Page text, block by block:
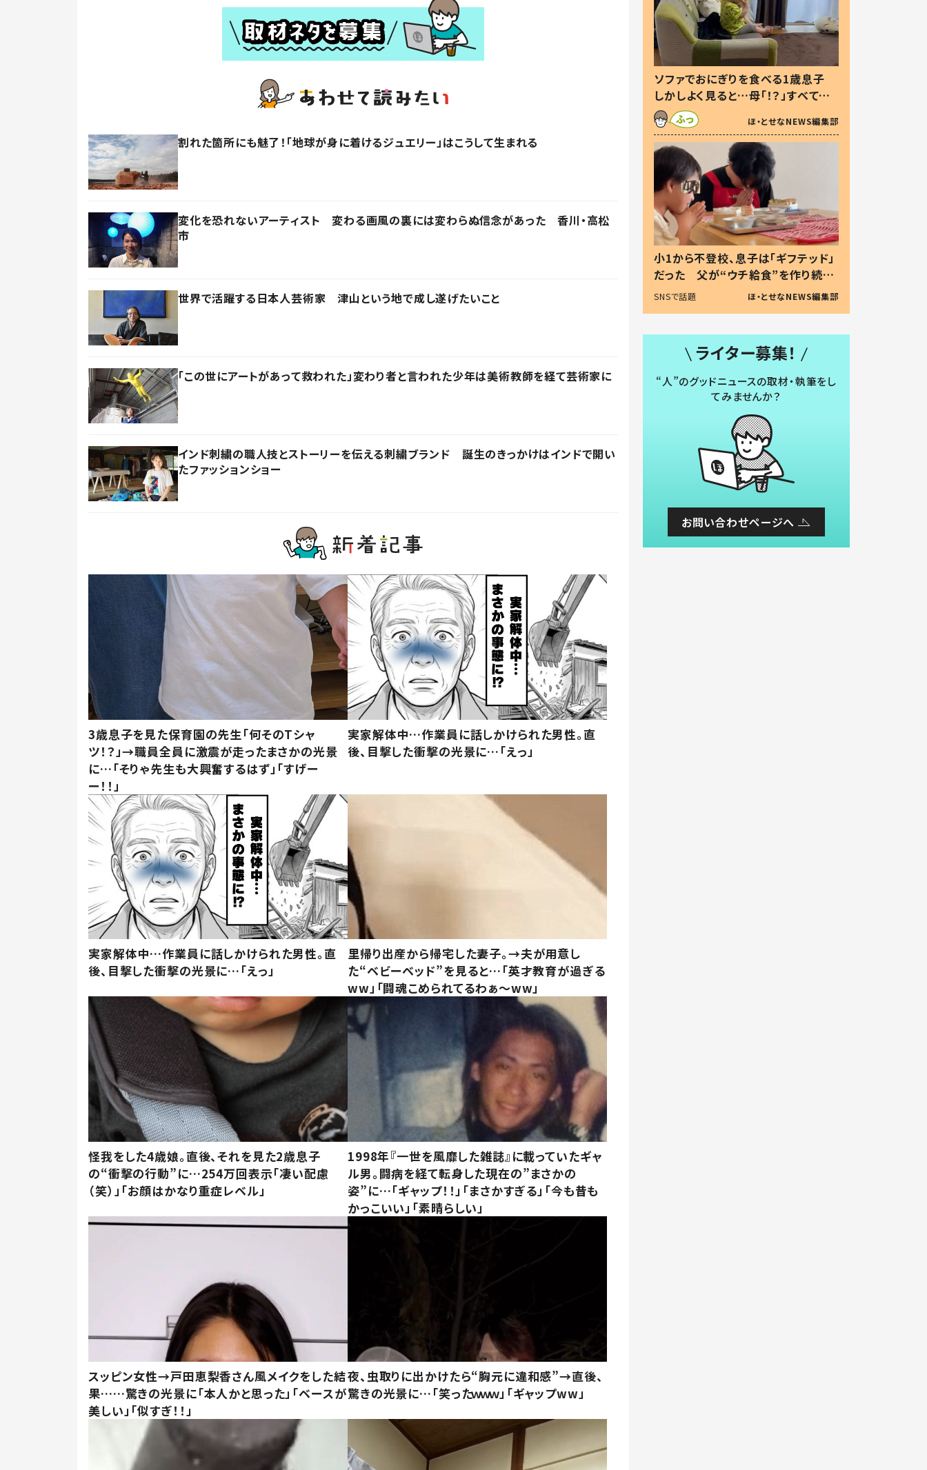
割れた箇所にも魅了！「地球が身に着けるジュエリー」はこうして生まれる
変化を恐れないアーティスト 変わる画風の裏には変わらぬ信念があった 香川・高松
市
世界で活躍する日本人芸術家 津山という地で成し遂げたいこと
「この世にアートがあって救われた」変わり者と言われた少年は美術教師を経て芸術家に
インド刺繍の職人技とストーリーを伝える刺繍ブランド 誕生のきっかけはインドで開い
たファッションショー
3歳息子を見た保育園の先生「何そのTシャ
ツ！？」→職員全員に激震が走ったまさかの光景
に…「そりゃ先生も大興奮するはず」「すげー
ー！！」
実家解体中…作業員に話しかけられた男性。直
後、目撃した衝撃の光景に…「えっ」
実家解体中…作業員に話しかけられた男性。直
後、目撃した衝撃の光景に…「えっ」
里帰り出産から帰宅した妻子。→夫が用意し
た“ベビーベッド”を見ると…「英才教育が過ぎる
ww」「闘魂こめられてるわぁ～ww」
怪我をした4歳娘。直後、それを見た2歳息子
の“衝撃の行動”に…254万回表示「凄い配慮
（笑）」「お顔はかなり重症レベル」
1998年『一世を風靡した雑誌』に載っていたギャ
ル男。闘病を経て転身した現在の”まさかの
姿”に…「ギャップ！！」「まさかすぎる」「今も昔も
かっこいい」「素晴らしい」
スッピン女性→戸田恵梨香さん風メイクをした結
果……驚きの光景に「本人かと思った」「ベースが
美しい」「似すぎ！！」
夜、虫取りに出かけたら“胸元に違和感”→直後、
驚きの光景に…「笑ったｗｗｗ」「ギャップww」
ソファでおにぎりを食べる1歳息子
しかしよく見ると…母「！？」すべてを
察した母の投稿に「可愛いから許
す！」「現行犯〜」
ほ・とせなNEWS編集部
小1から不登校、息子は「ギフテッド」
だった 父が“ウチ給食”を作り続け
る理由とは #令和の親 #令和の子
SNSで話題 ほ・とせなNEWS編集部
ライター募集！
“人”のグッドニュースの取材・執筆をし
てみませんか？
お問い合わせページへ